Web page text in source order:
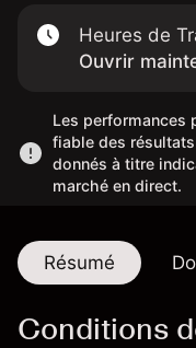
Heures de
Ouvrir
Les performances
fiable des
donnés à titre
marché en direct.
Résumé
Conditions